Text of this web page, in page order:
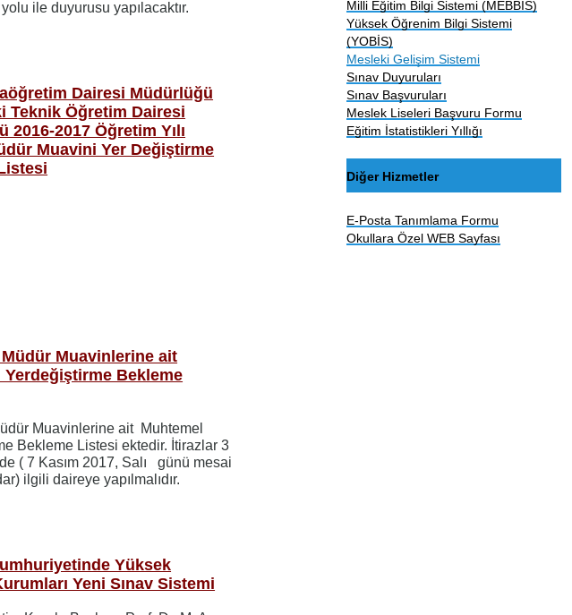
yolu ile duyurusu yapılacaktır.
Dairesi Müdürlüğü
Teknik Öğretim Dairesi
2016-2017 Öğretim Yılı
Muavini Yer Değiştirme
Muavinlerine ait
Yerdeğiştirme Bekleme
Muavinlerine ait Muhtemel
Bekleme Listesi ektedir. İtirazlar 3
( 7 Kasım 2017, Salı günü mesai
ilgili daireye yapılmalıdır.
Yüksek
Yeni Sınav Sistemi
Milli Eğitim Bilgi Sistemi (MEBBIS)
Yüksek Öğrenim Bilgi Sistemi
(YOBİS)
Mesleki Gelişim Sistemi
Sınav Duyuruları
Sınav Başvuruları
Meslek Liseleri Başvuru Formu
Eğitim İstatistikleri Yıllığı
Diğer Hizmetler
E-Posta Tanımlama Formu
Okullara Özel WEB Sayfası